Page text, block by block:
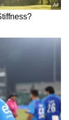
ಐದನೇ